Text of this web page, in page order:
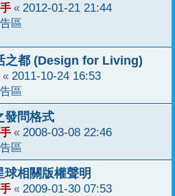
« 2012-01-21 21:44
區
之都 (Design for Living)
« 2011-10-24 16:53
區
發問格式
« 2008-03-08 22:46
區
相關版權聲明
« 2009-01-30 07:53